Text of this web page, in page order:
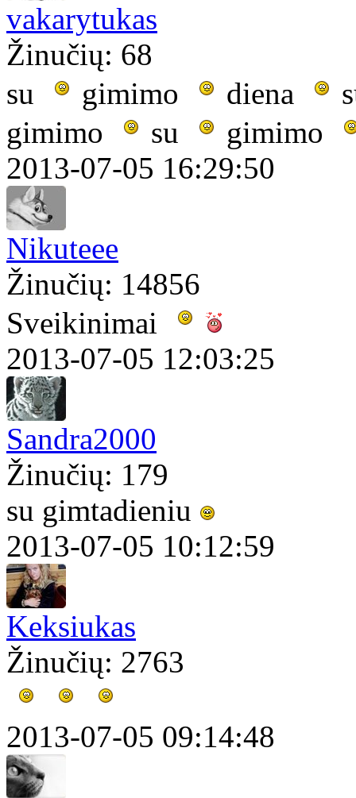
vakarytukas
Žinučių: 68
su
gimimo diena
gimimo
su
gimimo
2013-07-05 16:29:50
Nikuteee
Žinučių: 14856
Sveikinimai
2013-07-05 12:03:25
Sandra2000
Žinučių: 179
su gimtadieniu
2013-07-05 10:12:59
Keksiukas
Žinučių: 2763
2013-07-05 09:14:48